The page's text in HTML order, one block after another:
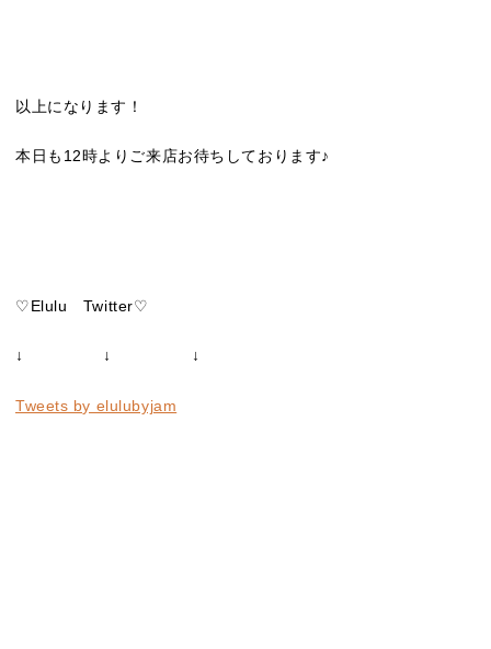
以上になります！
本日も12時よりご来店お待ちしております♪
♡Elulu Twitter♡
↓ ↓ ↓
Tweets by elulubyjam